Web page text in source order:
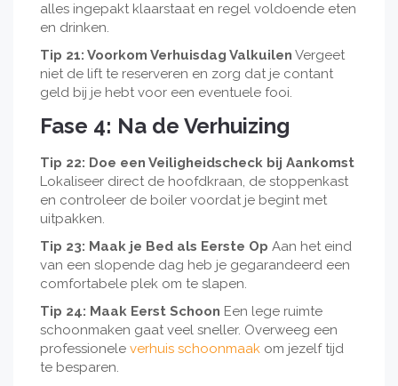
alles ingepakt klaarstaat en regel voldoende eten
en drinken.
Tip 21: Voorkom Verhuisdag Valkuilen Vergeet
niet de lift te reserveren en zorg dat je contant
geld bij je hebt voor een eventuele fooi.
Fase 4: Na de Verhuizing
Tip 22: Doe een Veiligheidscheck bij Aankomst
Lokaliseer direct de hoofdkraan, de stoppenkast
en controleer de boiler voordat je begint met
uitpakken.
Tip 23: Maak je Bed als Eerste Op Aan het eind
van een slopende dag heb je gegarandeerd een
comfortabele plek om te slapen.
Tip 24: Maak Eerst Schoon Een lege ruimte
schoonmaken gaat veel sneller. Overweeg een
professionele verhuis schoonmaak om jezelf tijd
te besparen.